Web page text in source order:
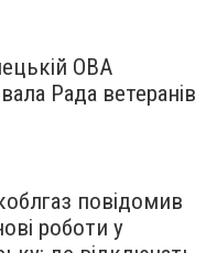
ОВА
Рада ветеранів
повідомив
роботи у